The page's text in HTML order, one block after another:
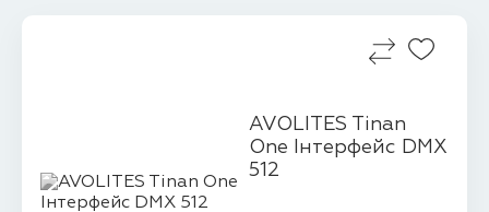
AVOLITES Tinan
One Інтерфейс DMX
512